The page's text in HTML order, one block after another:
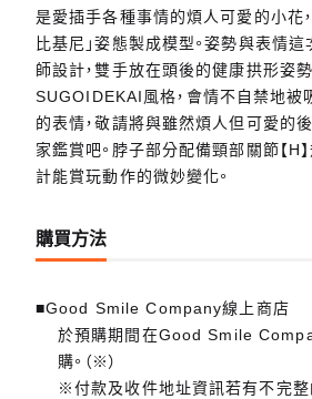
是愛插手各種事情的煩人可愛的小花
比基尼」姿態製成模型。姿勢與表情
師設計，雙手放在頭後的健康拱形姿
SUGOIDEKAI風格，會情不自禁地被
的表情，敬請將與雖然煩人但可愛的
家鑑賞吧。脖子部分配備頸部關節【H
計能賞玩動作的微妙變化。
購買方法
■Good Smile Company線上商店
於預購期間在Good Smile
購。（※）
※付款及收件地址資訊若有不完整